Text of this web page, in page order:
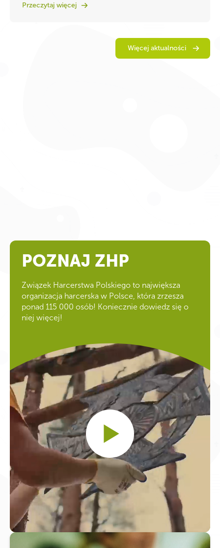
Przeczytaj więcej
Więcej aktualności
POZNAJ ZHP
Związek Harcerstwa Polskiego to największa
organizacja harcerska w Polsce, która zrzesza
ponad 115 000 osób! Koniecznie dowiedz się o
niej więcej!